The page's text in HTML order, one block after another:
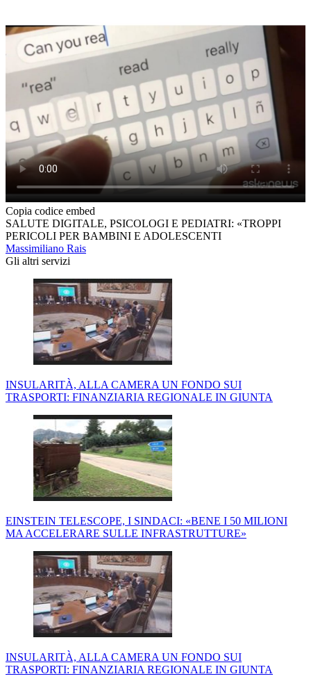
Copia codice embed
SALUTE DIGITALE, PSICOLOGI E PEDIATRI: «TROPPI
PERICOLI PER BAMBINI E ADOLESCENTI
Massimiliano Rais
Gli altri servizi
INSULARITÀ, ALLA CAMERA UN FONDO SUI
TRASPORTI: FINANZIARIA REGIONALE IN GIUNTA
EINSTEIN TELESCOPE, I SINDACI: «BENE I 50 MILIONI
MA ACCELERARE SULLE INFRASTRUTTURE»
INSULARITÀ, ALLA CAMERA UN FONDO SUI
TRASPORTI: FINANZIARIA REGIONALE IN GIUNTA